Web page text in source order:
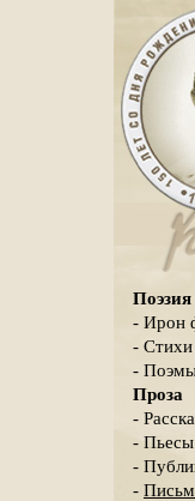
Поэзия
- Ирон
- Стихи
-
Проза
-
- Пьесы
-
-